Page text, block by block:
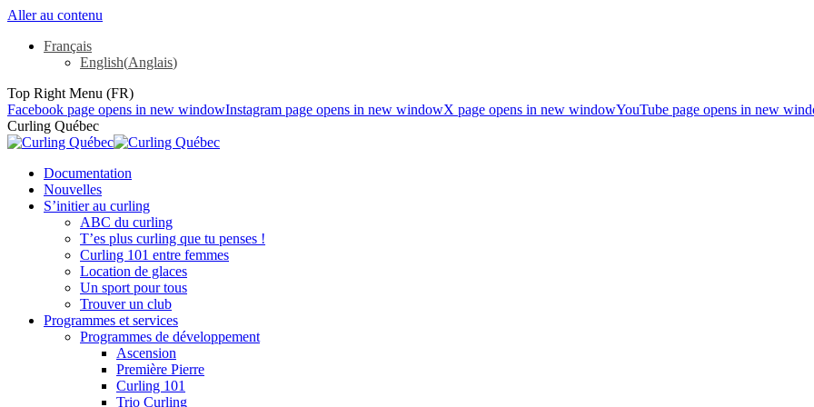
Aller au contenu
Français
English(Anglais)
Top Right Menu (FR)
Facebook page opens in new windowInstagram page opens in new windowX page opens in new windowYouTube page opens in new
Curling Québec
Documentation
Nouvelles
S’initier au curling
ABC du curling
T’es plus curling que tu penses !
Curling 101 entre femmes
Location de glaces
Un sport pour tous
Trouver un club
Programmes et services
Programmes de développement
Ascension
Première Pierre
Curling 101
Trio Curling